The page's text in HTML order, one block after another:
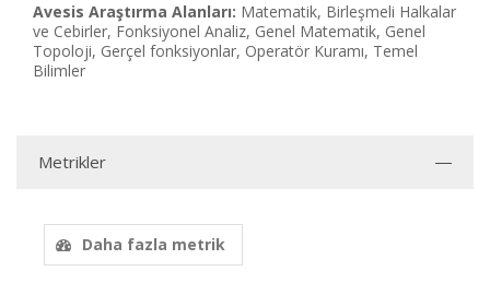
Avesis Araştırma Alanları: Matematik, Birleşmeli Halkalar
ve Cebirler, Fonksiyonel Analiz, Genel Matematik, Genel
Topoloji, Gerçel fonksiyonlar, Operatör Kuramı, Temel
Bilimler
Metrikler
Daha fazla metrik